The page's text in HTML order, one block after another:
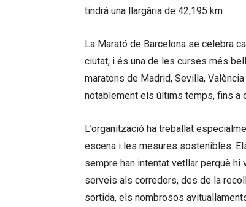
tindrà una llargària de 42,195 km
La Marató de Barcelona se celebra
ciutat, i és una de les curses més
maratons de Madrid, Sevilla,
notablement els últims temps, fins a
L’organització ha treballat
escena i les mesures sostenibles.
sempre han intentat vetllar perquè hi
serveis als corredors, des de la
sortida, els nombrosos